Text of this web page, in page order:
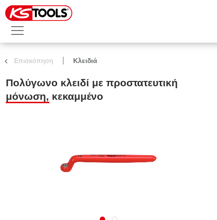
Επισκόπηση Κλειδιά
Πολύγωνο κλειδί με προστατευτική
μόνωση, κεκαμμένο